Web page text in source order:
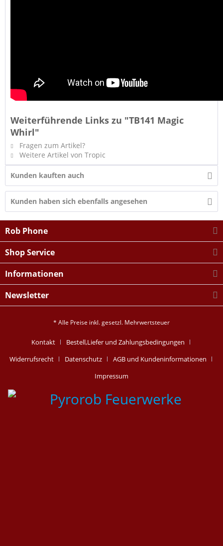
Weiterführende Links zu "TB141 Magic
Whirl"
Fragen zum Artikel?
Weitere Artikel von Tropic
Kunden kauften auch
Kunden haben sich ebenfalls angesehen
Rob Phone
Shop Service
Informationen
Newsletter
* Alle Preise inkl. gesetzl. Mehrwertsteuer
Kontakt
Bestell,Liefer und Zahlungsbedingungen
Widerrufsrecht
Datenschutz
AGB und Kundeninformationen
Impressum